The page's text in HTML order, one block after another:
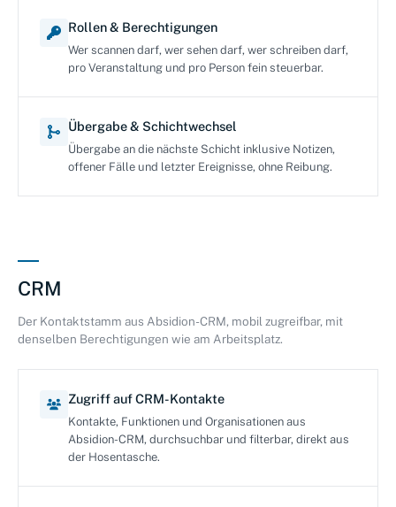
Rollen & Berechtigungen
Wer scannen darf, wer sehen darf, wer schreiben darf,
pro Veranstaltung und pro Person fein steuerbar.
Übergabe & Schichtwechsel
Übergabe an die nächste Schicht inklusive Notizen,
offener Fälle und letzter Ereignisse, ohne Reibung.
CRM
Der Kontaktstamm aus Absidion-CRM, mobil zugreifbar, mit
denselben Berechtigungen wie am Arbeitsplatz.
Zugriff auf CRM-Kontakte
Kontakte, Funktionen und Organisationen aus
Absidion-CRM, durchsuchbar und filterbar, direkt aus
der Hosentasche.